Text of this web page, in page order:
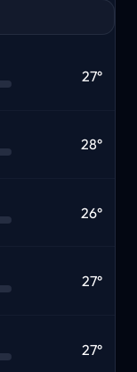
27°
28°
26°
27°
27°